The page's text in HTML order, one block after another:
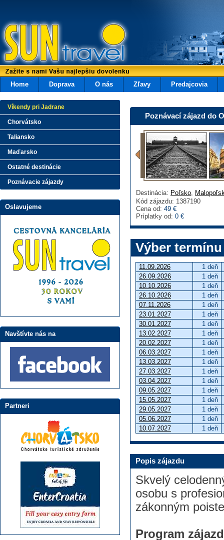
Home Doprava O nás Zľavy Predajcovia
Poznávací zájazd do
Destinácia: Poľsko,
Kód zájazdu: 1387190
Cena od: 49 €
Príplatky od: 0 €
Výber termínu
11.09.2026
1 deň
26.09.2026
1 deň
10.10.2026
1 deň
26.10.2026
1 deň
07.11.2026
1 deň
23.01.2027
1 deň
30.01.2027
1 deň
13.02.2027
1 deň
20.02.2027
1 deň
06.03.2027
1 deň
13.03.2027
1 deň
27.03.2027
1 deň
03.04.2027
1 deň
09.05.2027
1 deň
15.05.2027
1 deň
29.05.2027
1 deň
05.06.2027
1 deň
10.07.2027
1 deň
Popis zájazdu
Skvelý
osobu s
zákonným
Program
Víkendy pri Jadrane
Chorvátsko
Taliansko
Maďarsko
Ostatné destinácie
Poznávacie zájazdy
Oslavujeme
Navštívte nás na
Partneri